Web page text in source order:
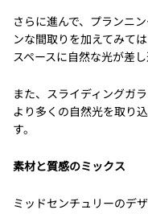
さらに進んで、プランニ
ンな間取りを加えてみて
スペースに自然な光が差し
また、スライディングガ
より多くの自然光を取り
す。
素材と質感のミックス
ミッドセンチュリーのデ